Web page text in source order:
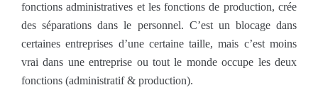
fonctions administratives et les fonctions de production, crée
des séparations dans le personnel. C’est un blocage dans
certaines entreprises d’une certaine taille, mais c’est moins
vrai dans une entreprise ou tout le monde occupe les deux
fonctions (administratif & production).